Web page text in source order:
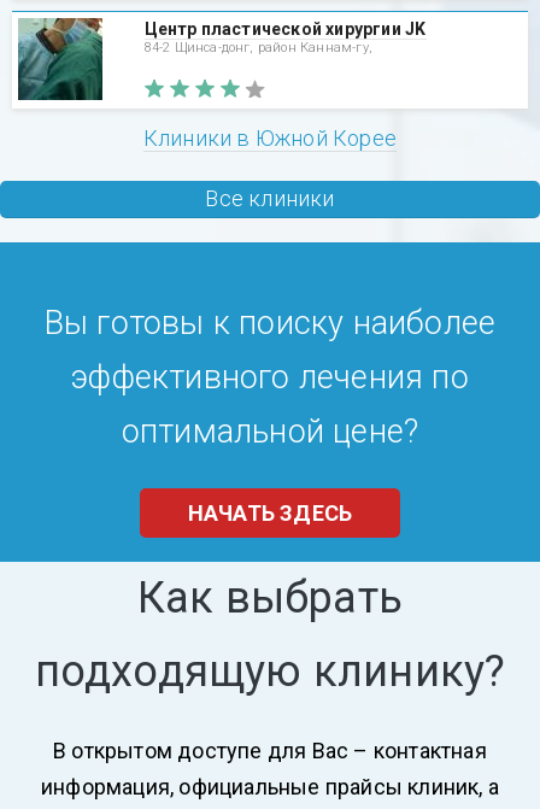
Центр пластической хирургии JK
84-2 Щинса-донг, район Каннам-гу,
Клиники в Южной Корее
Все клиники
Вы готовы к поиску наиболее
эффективного лечения по
оптимальной цене?
НАЧАТЬ ЗДЕСЬ
Как выбрать
подходящую клинику?
В открытом доступе для Вас – контактная
информация, официальные прайсы клиник, а